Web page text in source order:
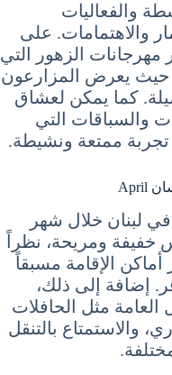
والفعاليات
والاهتمامات. على
مهرجانات الزهور التي
حيث يعرض المزارعون
كما يمكن لعشاق
والسباقات التي
تجربة ممتعة ونشيطة.
لبنان خلال شهر
خفيفة ومريحة، نظراً
الإقامة مسبقاً
إضافة إلى ذلك،
العامة مثل الحافلات
والاستمتاع بالتنقل